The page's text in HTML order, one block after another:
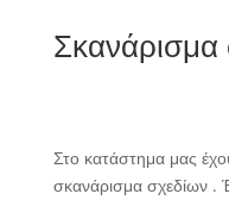
Σκανάρισμα
Στο κατάστημα μας
σκανάρισμα σχεδίων .